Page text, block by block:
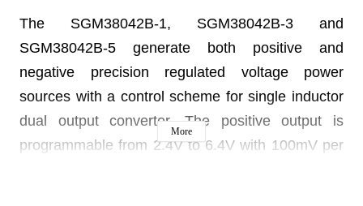
The SGM38042B-1, SGM38042B-3 and
SGM38042B-5 generate both positive and
negative precision regulated voltage power
sources with a control scheme for single inductor
dual output converter. The positive output is
programmable from 2.4V to 6.4V with 100mV per
More